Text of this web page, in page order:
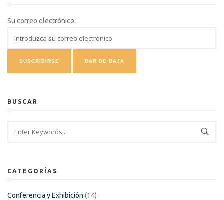
Su correo electrónico:
BUSCAR
CATEGORÍAS
Conferencia y Exhibición (14)